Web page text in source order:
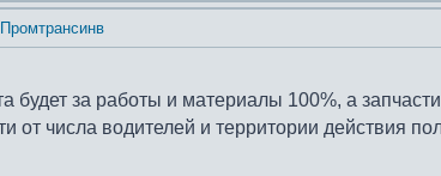
будет за работы и материалы 100%, а
от числа водителей и территории действия